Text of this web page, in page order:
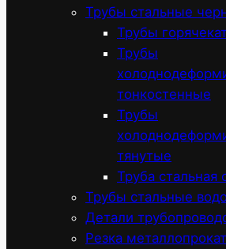
Трубы стальные
Трубы
Трубы
тонкостенные
Трубы
тянутые
Труба стальная
Трубы стальные
Детали
Резка